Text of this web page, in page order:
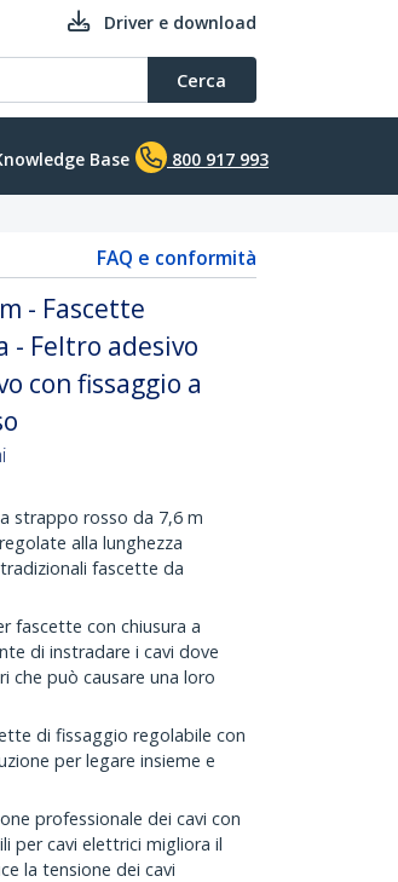
Driver e download
Cerca
Base 800 917 993
FAQ e conformità
- Fascette
Feltro adesivo
con fissaggio a
strappo rosso da 7,6 m
alla lunghezza
fascette da
fascette con chiusura a
di instradare i cavi dove
che può causare una loro
di fissaggio regolabile con
per legare insieme e
professionale dei cavi con
per cavi elettrici migliora il
la tensione dei cavi